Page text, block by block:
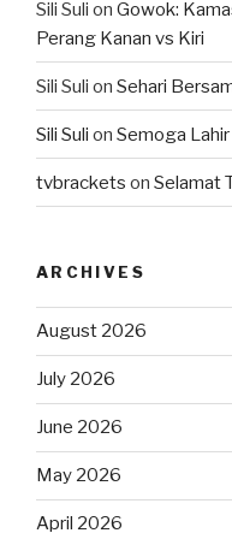
Sili Suli on Gowok:
Perang Kanan vs Kiri
Sili Suli on Sehari
Sili Suli on Semoga
tvbrackets on Selamat
ARCHIVES
August 2026
July 2026
June 2026
May 2026
April 2026